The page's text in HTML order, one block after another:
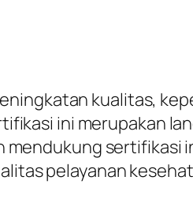
kualitas,
ini merupakan
mendukung sertifikasi
pelayanan